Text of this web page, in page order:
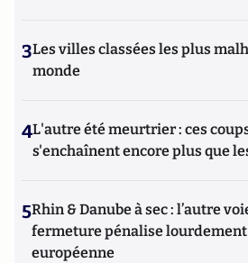
3Les villes classées les plus
monde
4L'autre été meurtrier : ces
s'enchaînent encore plus que
5Rhin & Danube à sec : l’autre
fermeture pénalise lourdement
européenne